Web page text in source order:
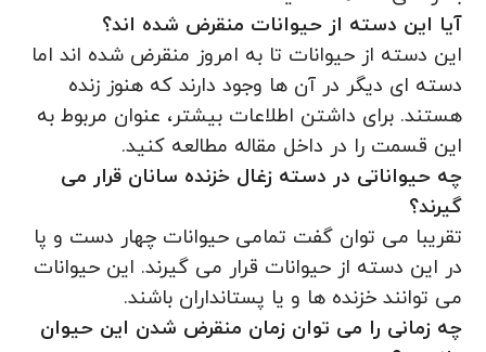
آیا این دسته از حیوانات منقرض شده اند؟
این دسته از حیوانات تا به امروز منقرض شده اند اما
دسته ای دیگر در آن ها وجود دارند که هنوز زنده
هستند. برای داشتن اطلاعات بیشتر، عنوان مربوط به
این قسمت را در داخل مقاله مطالعه کنید.
چه حیواناتی در دسته زغال خزنده سانان قرار می
گیرند؟
تقریبا می توان گفت تمامی حیوانات چهار دست و پا
در این دسته از حیوانات قرار می گیرند. این حیوانات
می توانند خزنده ها و یا پستانداران باشند.
چه زمانی را می توان زمان منقرض شدن این حیوان